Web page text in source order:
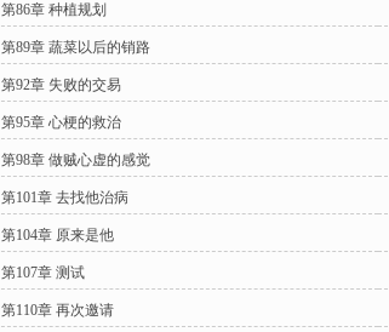
第86章 种植规划
第89章 蔬菜以后的销路
第92章 失败的交易
第95章 心梗的救治
第98章 做贼心虚的感觉
第101章 去找他治病
第104章 原来是他
第107章 测试
第110章 再次邀请